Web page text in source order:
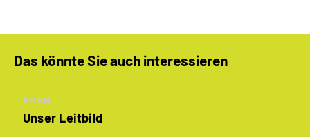
Das könnte Sie auch interessieren
Artikel
Unser Leitbild